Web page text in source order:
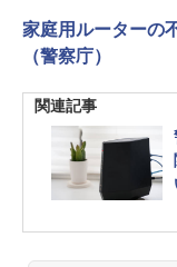
家庭用ルーターの
（警察庁）
関連記事